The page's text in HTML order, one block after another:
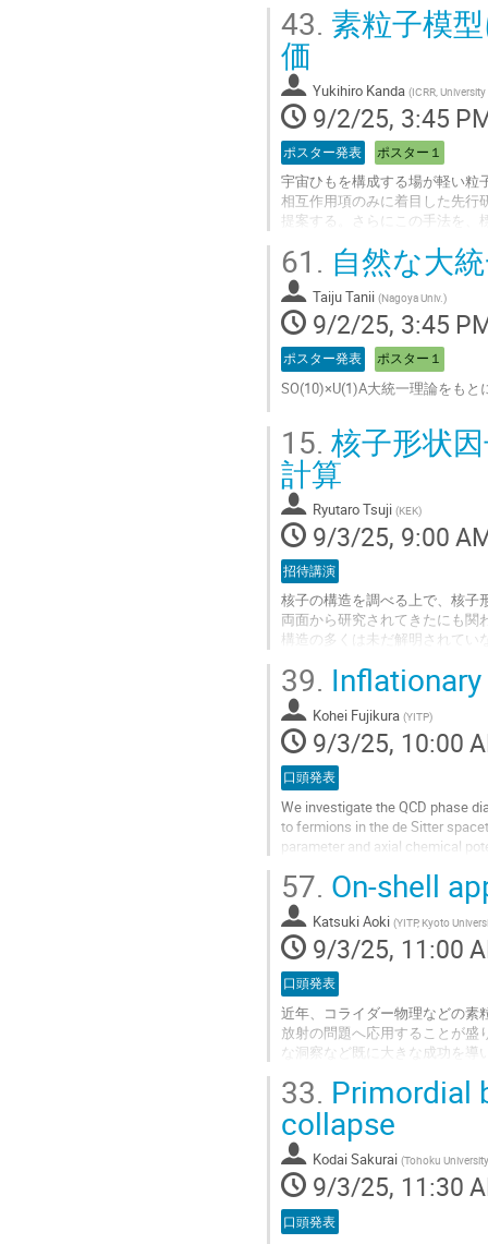
Go
to
contribution
page
43. 素粒子模
価
Yukihiro Kanda (ICRR,
9/2/25, 3:45
ポスター発表 ポスター１
宇宙ひもを構成する場が軽い粒
相互作用項のみに着目した先行
提案する。さらにこの手法を
の対消滅による粒子放出と比較
Go
to
contribution
page
61. 自然な大
Taiju Tanii (Nagoya Univ.)
9/2/25, 3:45
ポスター発表 ポスター１
SO(10)×U(1)A大統一理論をも
to
contribution
page
15. 核子形状
計算
Ryutaro Tsuji (KEK)
9/3/25, 9:00
招待講演
核子の構造を調べる上で、核子
両面から研究されてきたにも関
構造の多くは未だ解明されてい
つの核子形状因子（軸性、誘導
果についてまとめる。さらに
（一般化されたゴールドバーガ
Go
to
contribution
page
39.
Kohei Fujikura (YITP)
9/3/25, 10:00
口頭発表
We investigate the QCD phase
to fermions in the de Sitter
parameter and axial chemical
Go
to
contribution
page
57. On-shell
Katsuki Aoki (YITP, Kyoto
9/3/25, 11:00
口頭発表
近年、コライダー物理などの素
放射の問題へ応用することが盛
な洞察など既に大きな成功を
体を粒子の融合過程と見ること
いなかった、合体後ブラック
質量比が大きい極限において、
Go
to
contribution
page
33. Primordial
collapse
Kodai Sakurai (Tohoku University
9/3/25, 11:30
口頭発表